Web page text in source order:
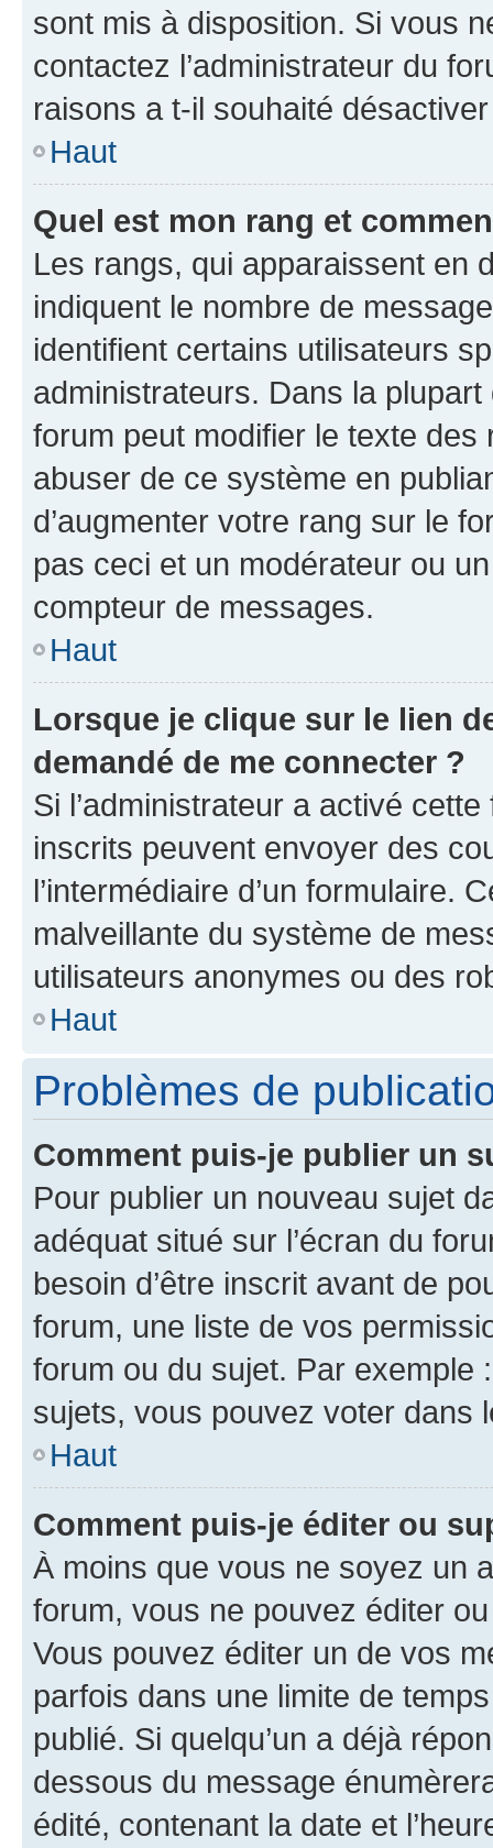
sont mis à disposition. Si vous
contactez l’administrateur du
raisons a t-il souhaité
Haut
Quel est mon rang et
Les rangs, qui apparaissent en
indiquent le nombre de
identifient certains utilisateurs
administrateurs. Dans la
forum peut modifier le texte
abuser de ce système en
d’augmenter votre rang sur le
pas ceci et un modérateur ou
compteur de messages.
Haut
Lorsque je clique sur le lien
demandé de me connecter ?
Si l’administrateur a activé
inscrits peuvent envoyer des
l’intermédiaire d’un formulaire.
malveillante du système de
utilisateurs anonymes ou des
Haut
Problèmes de
Comment puis-je publier un
Pour publier un nouveau sujet
adéquat situé sur l’écran du
besoin d’être inscrit avant de
forum, une liste de vos
forum ou du sujet. Par exemple
sujets, vous pouvez voter dans
Haut
Comment puis-je éditer ou
À moins que vous ne soyez un
forum, vous ne pouvez éditer
Vous pouvez éditer un de vos
parfois dans une limite de
publié. Si quelqu’un a déjà
dessous du message
édité, contenant la date et